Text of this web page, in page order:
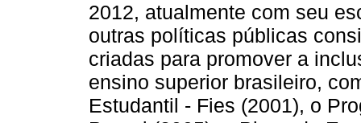
2012, atualmente com seu
outras políticas públicas
criadas para promover a
ensino superior brasileiro,
Estudantil - Fies (2001), o